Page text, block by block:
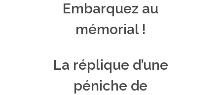
Embarquez au
mémorial !
La réplique d’une
péniche de